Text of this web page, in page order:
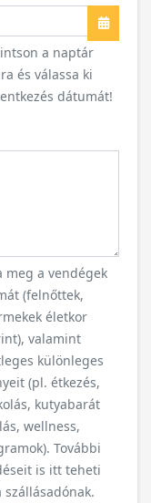
Naptár
a naptár
és válassa ki
dátumát!
meg a vendégek
(felnőttek,
életkor
valamint
különleges
(pl. étkezés,
kutyabarát
wellness,
További
is itt teheti
szállásadónak.